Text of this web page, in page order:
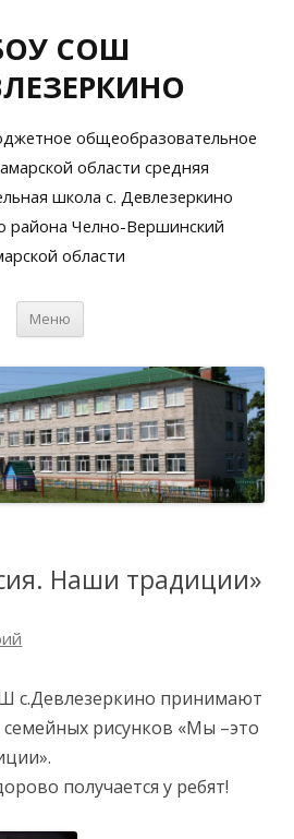
СОШ
общеобразовательное
области средняя
школа с. Девлезеркино
района Челно-Вершинский
области
Меню
Наши традиции»
с.Девлезеркино принимают
семейных рисунков «Мы –это
получается у ребят!